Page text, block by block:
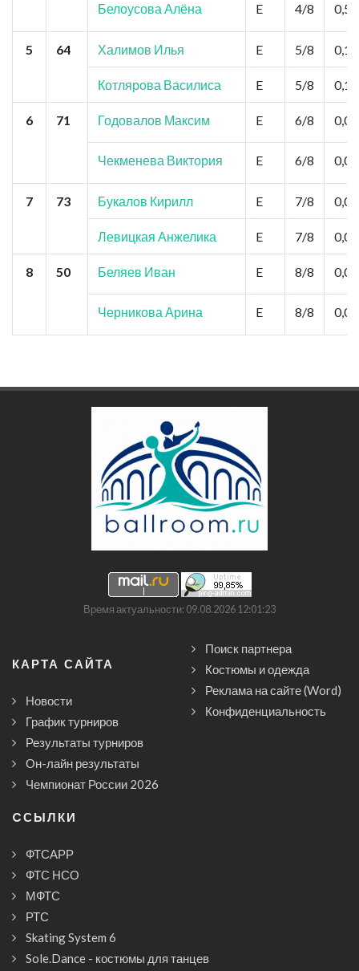
Белоусова Алёна E 4/8
5 64 Халимов Илья E 5/8
Котлярова Василиса E 5/8
6 71 Годовалов Максим E 6/8
Чекменева Виктория E 6/8
7 73 Букалов Кирилл E 7/8
Левицкая Анжелика E 7/8
8 50 Беляев Иван E 8/8
Черникова Арина E 8/8
Время актуальности: 09.08.2026 12:01:23
КАРТА САЙТА
Новости
График турниров
Результаты турниров
Он-лайн результаты
Чемпионат России 2026
Поиск партнера
Костюмы и одежда
Реклама на сайте (Word)
Конфиденциальность
CСЫЛКИ
ФТСАРР
ФТС НСО
МФТС
РТС
Skating System 6
Sole.Dance - костюмы для танцев